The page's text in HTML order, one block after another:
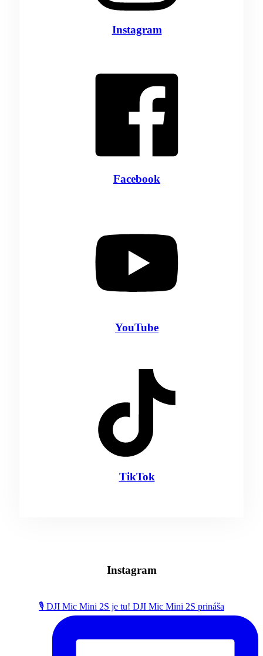
Instagram
Facebook
YouTube
TikTok
Instagram
🎙️ DJI Mic Mini 2S je tu! DJI Mic Mini 2S prináša